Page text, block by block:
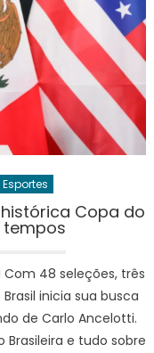
Esportes
Copa do
tempos
48 seleções, três
inicia sua busca
de Carlo Ancelotti.
Brasileira e tudo sobre